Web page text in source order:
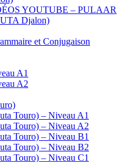
YOUTUBE – PULAAR
Djalon)
et Conjugaison
A1
A2
Touro) – Niveau A1
Touro) – Niveau A2
Touro) – Niveau B1
Touro) – Niveau B2
Touro) – Niveau C1